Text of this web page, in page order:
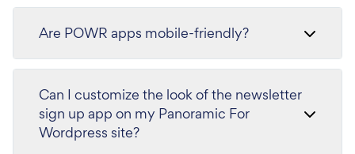
Are POWR apps mobile-friendly?
Can I customize the look of the newsletter
sign up app on my Panoramic For
Wordpress site?